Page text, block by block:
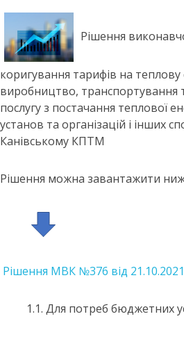
Рішення
коригування тарифів на теплову
виробництво, транспортування
послугу з постачання теплової
установ та організацій і інших
Канівському КПТМ
Рішення можна завантажити
Рішення МВК №376 від 21.10.2021
1.1. Для потреб бюджетних